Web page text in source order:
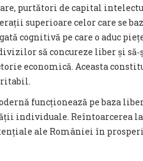
purtători de capital
superioare celor care se
cognitivă pe care o aduc
să concureze liber și
economică. Aceasta
funcționează pe baza
individuale. Reîntoarcerea
ale României în